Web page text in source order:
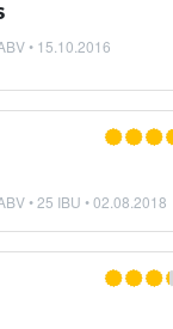
• 15.10.2016
• 25 IBU •02.08.2018